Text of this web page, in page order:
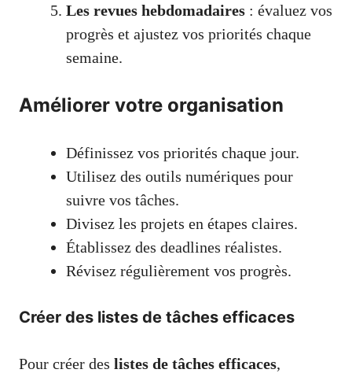
Les revues hebdomadaires : évaluez vos
progrès et ajustez vos priorités chaque
semaine.
Améliorer votre organisation
Définissez vos priorités chaque jour.
Utilisez des outils numériques pour
suivre vos tâches.
Divisez les projets en étapes claires.
Établissez des deadlines réalistes.
Révisez régulièrement vos progrès.
Créer des listes de tâches efficaces
Pour créer des listes de tâches efficaces,